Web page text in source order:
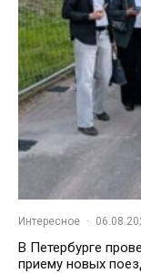
Интересное ·
В Петербурге
приему новых